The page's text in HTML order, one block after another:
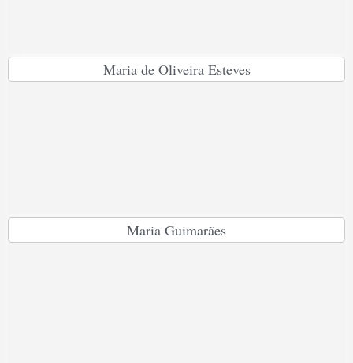
Maria de Oliveira Esteves
Maria Guimarães